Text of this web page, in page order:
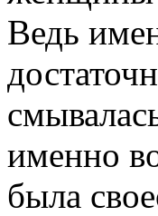
Ведь
именно
была